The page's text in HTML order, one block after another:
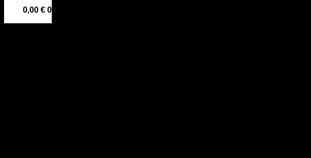
0,00 € 0